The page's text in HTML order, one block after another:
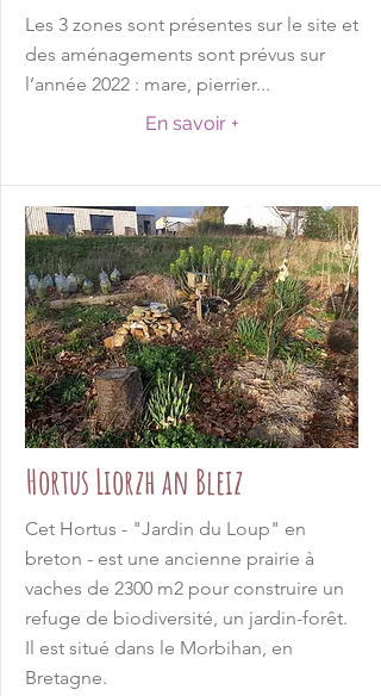
Les 3 zones sont présentes sur le site et
des aménagements sont prévus sur
l’année 2022 : mare, pierrier...
En savoir +
Hortus Liorzh an Bleiz
Cet Hortus - "Jardin du Loup" en
breton - est une ancienne prairie à
vaches de 2300 m2 pour construire un
refuge de biodiversité, un jardin-forêt.
Il est situé dans le Morbihan, en
Bretagne.